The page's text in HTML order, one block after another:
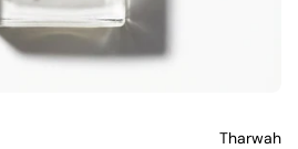
Tharwah